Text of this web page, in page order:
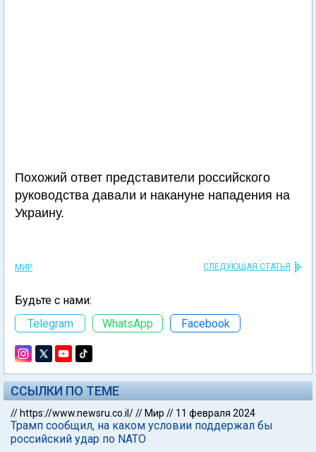
Похожий ответ представители российского
руководства давали и накануне нападения на
Украину.
МИР СЛЕДУЮЩАЯ СТАТЬЯ
Будьте с нами:
Telegram
WhatsApp Facebook
ССЫЛКИ ПО ТЕМЕ
// https://www.newsru.co.il/// Мир // 11 февраля 2024
Трамп сообщил, на каком условии поддержал бы
российский удар по NATO